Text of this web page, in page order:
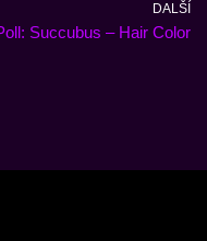
DALŠÍ
Succubus – Hair Color